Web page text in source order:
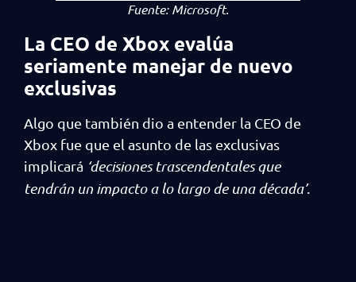
Fuente:Microsoft.
La CEO de Xbox evalúa
seriamente manejar de nuevo
exclusivas
Algo que también dio a entender la CEO de
Xbox fue que el asunto de las exclusivas
implicará ‘decisiones trascendentales que
tendrán un impacto a lo largo de una década’.